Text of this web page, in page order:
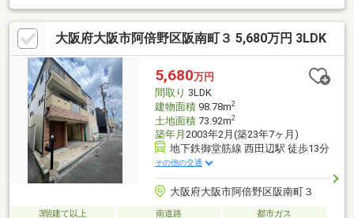
ッチンキッチン設備： 食器洗い乾燥機 「セキュリティ・スマート
設備」玄関キー： 非接触式スマートコントロールキー「ピタット
key」窓シャッター： リモコン式電動シャッター雨戸来客対応：
カラーモニター付きインターホン「室内設備・構造」採光・断
熱： 複層ガラス（ペアガラス）給湯システム： 高効率ガス給湯器
「ECOジョーズ」収納： 床下収納あり※引き渡し2027年3月以降
大阪府大阪市阿倍野区阪南町３ 5,680万円 3LDK
5,680万円
間取り 3LDK
建物面積98.78m2
土地面積73.92m2
築年月 2003年2月(築23年7ヶ月)
地下鉄御堂筋線 西田辺駅 徒歩13分
その他の交通
大阪府大阪市阿倍野区阪南町３
3階建て以上 南道路 都市ガス